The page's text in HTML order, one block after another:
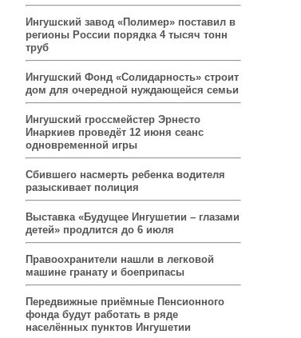
Ингушский завод «Полимер» поставил в
регионы России порядка 4 тысяч тонн
труб
Ингушский Фонд «Солидарность» строит
дом для очередной нуждающейся семьи
Ингушский гроссмейстер Эрнесто
Инаркиев проведёт 12 июня сеанс
одновременной игры
Сбившего насмерть ребенка водителя
разыскивает полиция
Выставка «Будущее Ингушетии – глазами
детей» продлится до 6 июля
Правоохранители нашли в легковой
машине гранату и боеприпасы
Передвижные приёмные Пенсионного
фонда будут работать в ряде
населённых пунктов Ингушетии